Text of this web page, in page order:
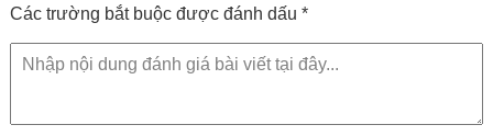
Các trường bắt buộc được đánh dấu *